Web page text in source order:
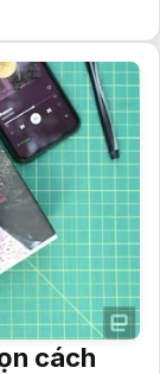
cách